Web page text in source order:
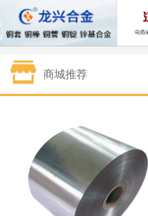
1#镍
1#白银
钯金
2#锑
1#镁
商城推荐